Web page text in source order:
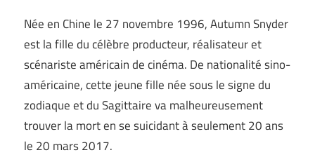
Née en Chine le 27 novembre 1996, Autumn Snyder
est la fille du célèbre producteur, réalisateur et
scénariste américain de cinéma. De nationalité sino-
américaine, cette jeune fille née sous le signe du
zodiaque et du Sagittaire va malheureusement
trouver la mort en se suicidant à seulement 20 ans
le 20 mars 2017.